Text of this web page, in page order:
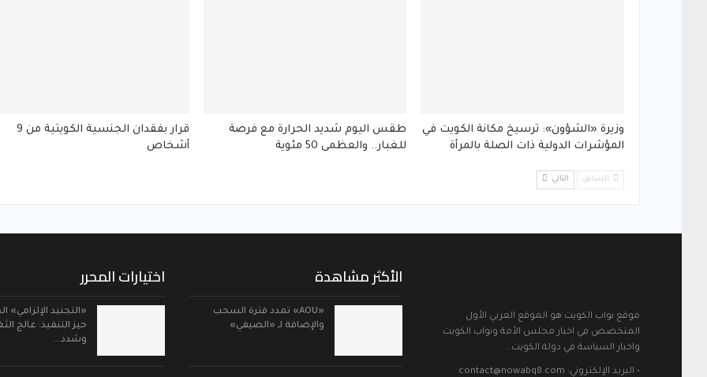
وزيرة «الشؤون»: ترسيخ مكانة الكويت في
المؤشرات الدولية ذات الصلة بالمرأة
طقس اليوم شديد الحرارة مع فرصة
للغبار.. والعظمى 50 مئوية
قرار بفقدان الجنسية الكويتية من 9
أشخاص
السابق التالي
موقع نواب الكويت هو الموقع العربي الأول
المتخصص في اخبار مجلس الأمة ونواب الكويت
واخبار السياسة في دولة الكويت..
• البريد الإلكتروني: contact@nowabq8.com
الأكثر مشاهدة
«AOU» تمدد فترة السحب
والإضافة لـ «الصيفي»
اختيارات المحرر
«التجنيد الإلزامي»
حيز التنفيذ: عالج
وشدد…